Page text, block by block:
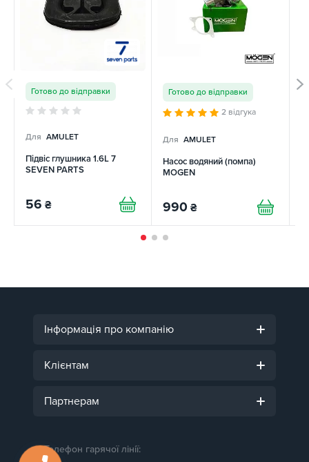
Готово до відправки
Для AMULET
Підвіс глушника 1.6L 7
SEVEN PARTS
56 ₴
Готово до відправки
2 відгука
Для AMULET
Насос водяний (помпа)
MOGEN
990 ₴
Інформація про компанію
Клієнтам
Партнерам
Телефон гарячої лінії: